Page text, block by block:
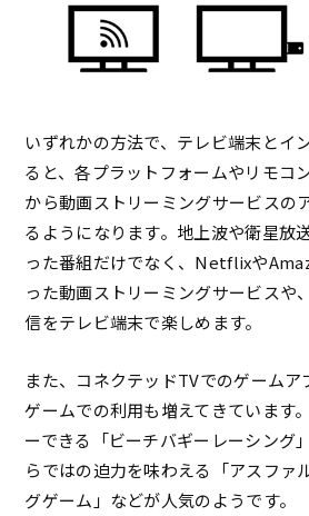
いずれかの方法で、テレビ端末とイ
ると、各プラットフォームやリモコ
から動画ストリーミングサービスの
るようになります。地上波や衛星放
った番組だけでなく、Netflixや
った動画ストリーミングサービスや
信をテレビ端末で楽しめます。
また、コネクテッドTVでのゲームア
ゲームでの利用も増えてきています
ーできる「ビーチバギーレーシング
らではの迫力を味わえる「アスファ
グゲーム」などが人気のようです。